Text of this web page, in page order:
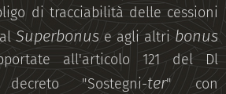
di tracciabilità delle cessioni
Superbonuse agli altribonus
all'articolo 121 del Dl
"Sostegni-ter" con